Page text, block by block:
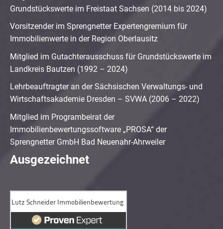
Grundstückswerte im Freistaat Sachsen (2014 bis 2024)
Vorsitzender im Sprengnetter Expertengremium für
Immobilienwerte in der Region Oberlausitz
Mitglied im Gutachterausschuss für Grundstückswerte im
Landkreis Bautzen (1992 – 2024)
Lehrbeauftragter an der Sächsischen Verwaltungs- und
Wirtschaftsakademie Dresden – SVWA (2006 – 2022)
Mitglied im Programbeirat der
Immobilienbewertungssoftware „PROSA“ der
Sprengnetter GmbH Bad Neuenahr-Ahrweiler
Ausgezeichnet